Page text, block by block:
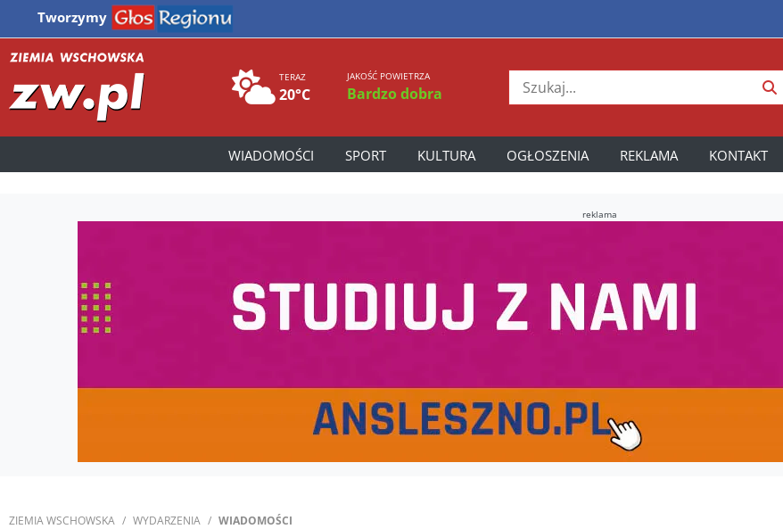
Tworzymy
TERAZ
20°C
JAKOŚĆ POWIETRZA
Bardzo dobra
WIADOMOŚCI SPORT KULTURA OGŁOSZENIA REKLAMA KONTAKT
reklama
ZIEMIA WSCHOWSKA WYDARZENIA WIADOMOŚCI